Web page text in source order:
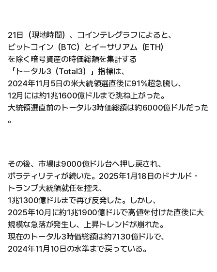
21日（現地時間）、コインテレグラフによると、
ビットコイン（BTC）とイーサリアム（ETH）
を除く暗号資産の時価総額を集計する
「トータル3（Total3）」指標は、
2024年11月5日の米大統領選直後に91%超急騰し、
12月には約1兆1600億ドルまで跳ね上がった。
大統領選直前のトータル3時価総額は約6000億ドルだった
。
その後、市場は9000億ドル台へ押し戻され、
ボラティリティが続いた。2025年1月18日のドナルド・
トランプ大統領就任を控え、
1兆1300億ドルまで再び反発した。しかし、
2025年10月に約1兆1900億ドルで高値を付けた直後に大
規模な急落が発生し、上昇トレンドが崩れた。
現在のトータル3時価総額は約7130億ドルで、
2024年11月10日の水準まで戻っている。